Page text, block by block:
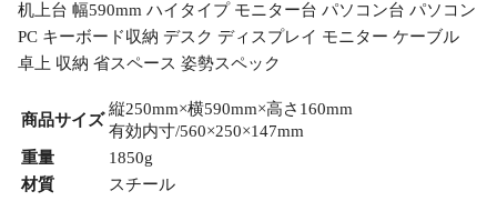
机上台 幅590mm ハイタイプ モニター台 パソコン台 パソコン
PC キーボード収納 デスク ディスプレイ モニター ケーブル
卓上 収納 省スペース 姿勢スペック
商品サイズ
縦250mm×横590mm×高さ160mm
有効内寸/560×250×147mm
重量
1850g
材質
スチール